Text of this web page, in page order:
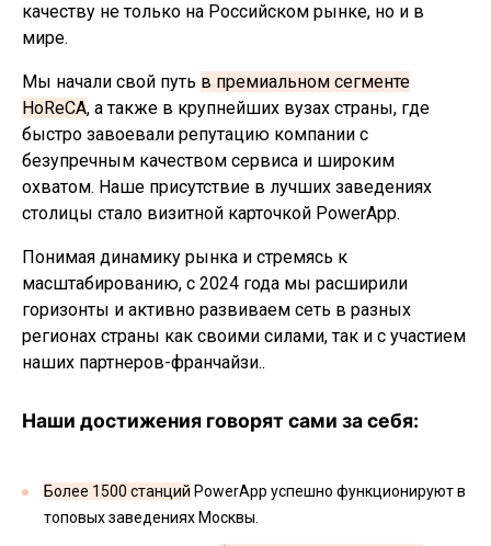
качеству не только на Российском рынке, но и в
мире.
Мы начали свой путь в премиальном сегменте
HoReCA, а также в крупнейших вузах страны, где
быстро завоевали репутацию компании с
безупречным качеством сервиса и широким
охватом. Наше присутствие в лучших заведениях
столицы стало визитной карточкой PowerApp.
Понимая динамику рынка и стремясь к
масштабированию, с 2024 года мы расширили
горизонты и активно развиваем сеть в разных
регионах страны как своими силами, так и с участием
наших партнеров-франчайзи..
Наши достижения говорят сами за себя:
Более 1500 станций PowerApp успешно функционируют в
топовых заведениях Москвы.